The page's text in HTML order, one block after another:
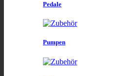
Pedale
Pumpen